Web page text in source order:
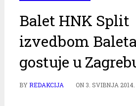
Balet HNK Split
izvedbom
gostuje u
BYREDAKCIJA ON 3. SVIBNJA 2014.